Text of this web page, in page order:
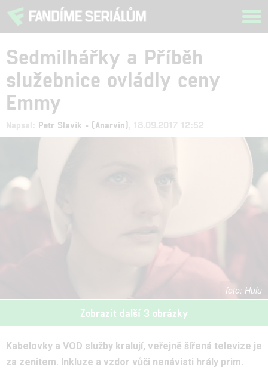
Sedmilhářky a Příběh
služebnice ovládly ceny
Emmy
Napsal: Petr Slavík - (Anarvin) , 18.09.2017 12:52
Hulu
Zobrazit další 3 obrázky
Kabelovky a VOD služby kralují, veřejně šířená televize je
za zenitem. Inkluze a vzdor vůči nenávisti hrály prim.